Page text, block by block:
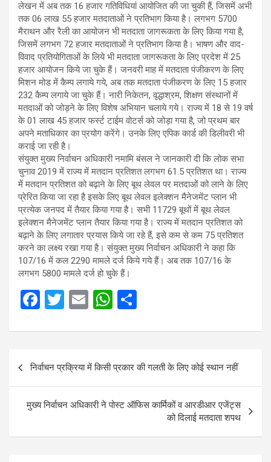
लेखन में अब तक 16 हजार गतिविधियां आयोजित की जा चुकी हैं, जिसमें अभी
तक 06 लाख 55 हजार मतदाताओं ने प्रतिभाग किया है। लगभग 5700
मैराथन और रैली का आयोजन भी मतदाता जागरूकता के लिए किया गया है,
जिसमें लगभग 72 हजार मतदाताओं ने प्रतिभाग किया है। भाषण और वाद-
विवाद प्रतियोगिताओं के लिये भी मतदाता जागरूकता के लिए प्रदेश में 25
हजार आयोजन किये जा चुके हैं। जनवरी माह में मतदाता पंजीकरण के लिए
मिशन मोड में कैम्प लगाये गये, अब तक मतदाता पंजीकरण के लिए 15 हजार
232 कैम्प लगाये जा चुके हैं। नारी निकेतन, वृद्धाश्रम, शिक्षण संस्थानों में
मतदाओं को जोड़ने के लिए विशेष अभियान चलाये गये। राज्य में 18 से 19 वर्ष
के 01 लाख 45 हजार फर्स्ट टाईम वोटर्स को जोड़ा गया है, जो प्रथम बार
अपने मताधिकार का प्रयोग करेंगे। उनके लिए एपिक कार्ड की डिलीवरी भी
कराई जा रही है।
संयुक्त मुख्य निर्वाचन अधिकारी नमामि बंसल ने जानकारी दी कि लोक सभा
चुनाव 2019 में राज्य में मतदान प्रतिशत लगभग 61.5 प्रतिशत था। राज्य
में मतदान प्रतिशत को बढ़ाने के लिए बूथ लेवल पर मतदाओं को लाने के लिए
प्रेरित किया जा रहा है इसके लिए बूथ लेवल इलेक्शन मैनेजमेंट प्लान भी
प्रत्येक जनपद में तैयार किया गया है। सभी 11729 बूथों में बूथ लेवल
इलेक्शन मैनेजमेंट प्लान तैयार किया गया है। राज्य में मतदान प्रतिशत को
बढ़ाने के लिए लगातार प्रयास किये जा रहे हैं, इसे कम से कम 75 प्रतिशत
करने का लक्ष्य रखा गया है। संयुक्त मुख्य निर्वाचन अधिकारी ने कहा कि
107/16 में कल 2290 मामले दर्ज किये गये हैं। अब तक 107/16 के
लगभग 5800 मामले दर्ज हो चुके हैं।
F
ce
b
o
o
k
T
tt
er
E
ail
W
at
A
p
p
ar
e
Post
navigation
निर्वाचन प्रक्रिया में किसी प्रकार की गलती के लिए कोई स्थान नहीं
मुख्य निर्वाचन अधिकारी ने पोस्ट ऑफिस कार्मिकों व आरडीआर एजेंट्स
को दिलाई मतदाता शपथ